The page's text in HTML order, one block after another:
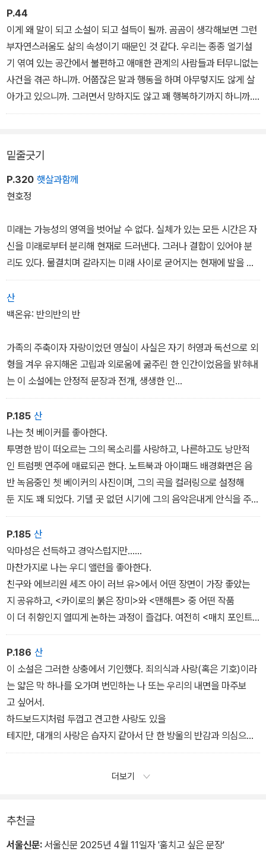
가치를 실감하게 이끌어줄 일곱 편의 소설이 우리 앞에 찾아왔다.
P.44
이게 왜 말이 되고 소설이 되고 설득이 될까. 곰곰이 생각해보면 그런
부자연스러움도 삶의 속성이기 때문인 것 같다. 우리는 종종 얼기설
기 엮여 있는 공간에서 불편하고 애매한 관계의 사람들과 터무니없는
사건을 겪곤 하니까. 어쭙잖은 말과 행동을 하며 아무렇지도 않게 살
아가고 있으니까. 그러면서 망하지도 않고 꽤 행복하기까지 하니까.
밑줄긋기
P.320 햇살과함께
현호정
미래는 가능성의 영역을 벗어날 수 없다. 실체가 있는 모든 시간은 자
신을 미래로부터 분리해 현재로 드러낸다. 그러나 결합이 있어야 분
리도 있다. 물결치며 갈라지는 미래 사이로 굳어지는 현재에 발을 디
딜 때, 사건들은 단단히 뭉쳐 나를 견딘다. 영혼이 몸에 발을 담그듯
저 삶들은 이 삶 속에 끊임없이 뛰어든다. 어쩌면 나는 결합에 불과한
지도 모르겠다. 결합을 결정하는 쪽도 그것을 받아들이는 쪽도 아닌,
리고 나를 있게 한 모든 결합은 불균형적이고 비대칭적이며 무엇보다
도 비확정적이었다.
산
백온유: 반의반의 반
가족의 주축이자 자랑이었던 영실이 사실은 자기 허영과 독선으로 외
형을 겨우 유지해온 고립과 외로움에 굶주린 한 인간이었음을 밝혀내
는 이 소설에는 안정적 문장과 전개, 생생한 인
물 표현과 상황의 여러 면을 접고 접어 들여다보는 신중함까지 적어
도 내가 소설에서 기대하는 모든 것이 들어 있었다.
김금희(소설가)
강보라 바우어의 정원
창작, 재현의 윤리, 자기 세계를 만들어간다는 것, 먹고사는 문제 등이
오디션에 참가하는 배우들의 모습을 통해 섬세하게 그려지는 작품이
었다. 배우 은화와 무재, 정림이 현재 어디에 서 있고 무엇을 선택하
며 앞으로 나아가고 있는지를 지켜보면서 살아내는일의 어려움과 아
름다움에 대해 생각했다. 긴 여운이 남는 소설이다.
기준영(소설가)
서장원 리틀 프라이드
좋은 이야기는 서로에게 비슷한 결핍이 있다는 것을 알아차리면서 끝
나는 것이 아니라, 그것이 얼마나 다른지 깨달으면서 시작된다. 그것
을 알려준 「리틀 프라이드」는 내게 2024년 ‘올해의 소설‘이었다.
_인아영(문학평론가)
호랑이 만지기 촬영 중 아역 배우를 학대한 감독을 계속 추앙해야 하
는가. 이 소설의 미덕 중 하나는 계속 추앙할 수 있는 사람과 이젠 그
럴 수 없는 사람 사이의 차이, 즉 ‘겪은 만큼 분노하는 그 차이의 존재
P.185 산
나는 첫 베이커를 좋아한다.
투명한 밤이 떠오르는 그의 목소리를 사랑하고, 나른하고도 낭만적
인 트럼펫 연주에 매료되곤 한다. 노트북과 아이패드 배경화면은 음
반 녹음중인 쳇 베이커의 사진이며, 그의 곡을 컬러링으로 설정해
둔 지도 꽤 되었다. 기댈 곳 없던 시기에 그의 음악은내게 안식을 주었
고 지금도 그렇다.
그는 위대한 트럼페터이자 보컬이지만, 마약을 사기 위해 연인의 물
건을 전당포에 넘기고 전화선을 목에 감는 등의 폭행을 일삼던 추악
한 인간이기도 하다. 달콤한 목소리 뒤에 감춰진 그의
P.185 산
악마성은 선득하고 경악스럽지만......
마찬가지로 나는 우디 앨런을 좋아한다.
친구와 에브리원 세즈 아이 러브 유>에서 어떤 장면이 가장 좋았는
지 공유하고, <카이로의 붉은 장미>와 <맨해튼> 중 어떤 작품
이 더 취향인지 열띠게 논하는 과정이 즐겁다. 여전히 <매치 포인트>
를 보며 감탄하고, <블루 재스민>을 돌려 보며 나는 죽었다깨나도 저
런 역작은 못 만들 거라 감복하지만……
우디 앨런과 관련된 불쾌하고 끔찍한 스캔들은 구태여 입에 올리
고 싶지도 않다.
쳇 베이커의 음악이 듣고 싶거나, 우디 앨런의 신작 소식을 들을 때마
다 나는 고민에 잠긴다. 저 사람의 작품을 과연 듣고 보는게 옳을
까. 그래도 될까. 그러나 결국 듣고 본다. 숨어서, 묘한 죄책감을 느끼
며.
기도, 판단을 유보하기도 하지만 피해자의 항변과 명징한 사실로부
P.186 산
이 소설은 그러한 상충에서 기인했다. 죄의식과 사랑(혹은 기호)이라
는 얇은 막 하나를 오가며 번민하는 나 또는 우리의 내면을 마주보
고 싶어서.
하드보드지처럼 두껍고 견고한 사랑도 있을
테지만, 대개의 사랑은 습자지 같아서 단 한 방울의 반감과 의심으로
도 쉽게 찢어지는 것 같다.
더보기
추천글
서울신문: 서울신문 2025년 4월 11일자 '훔치고 싶은 문장'